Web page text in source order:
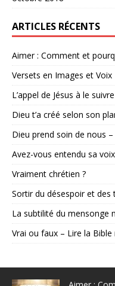
ARTICLES RÉCENTS
Aimer : Comment et
Versets en Images et Voix
L’appel de Jésus à le
Dieu t’a créé selon son
Dieu prend soin de nous
Avez-vous entendu sa
Vraiment chrétien ?
Sortir du désespoir et des
La subtilité du mensonge
Vrai ou faux – Lire la